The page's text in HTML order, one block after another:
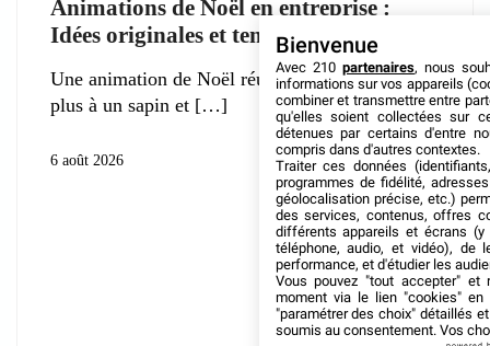
Animations de Noël en entreprise :
Idées originales et tendances 2026
Une animation de Noël réussie ne se résume
plus à un sapin et
6 août 2026
Bienvenue
Avec 210 partenaires, nous
informations sur vos appareils
combiner et transmettre entre
qu'elles soient collectées sur
détenues par certains d'entre
compris dans d'autres contextes.
Traiter ces données
programmes de fidélité,
géolocalisation précise, etc.)
des services, contenus, offres
différents appareils et écrans (y
téléphone, audio, et vidéo), de
performance, et d'étudier les
Vous pouvez "tout accepter" et
moment via le lien "cookies" en
"paramétrer des choix" détaillés
soumis au consentement. Vos